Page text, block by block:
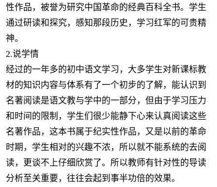
性作品，被誉为研究中国革命的经典百科全书。学生
通过研读和探究，感知那段历史，学习红军的可贵精
神。
2.说学情
经过的一年多的初中语文学习，大多学生对新课标教
材的知识内容与体系有了一个初步的了解，能认识到
名著阅读是语文教与学中的一部分，但由于学习压力
和时间的限制，学生们很少能静下心来认真阅读这些
名著作品，这本书属于纪实性作品，又是以前的革命
时期，学生相对的兴趣不浓，所以就不能系统的去阅
读，更谈不上仔细欣赏了。所以教师有针对性的导读
分析至关重要，往往会起到事半功倍的效果。